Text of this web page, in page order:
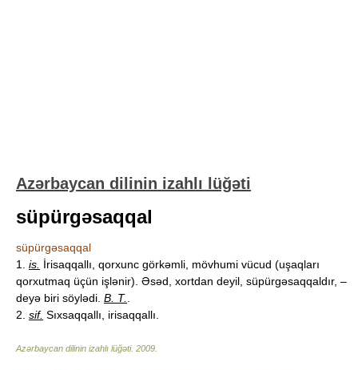
Azərbaycan dilinin izahlı lüğəti
süpürgəsaqqal
süpürgəsaqqal
1. is. İrisaqqallı, qorxunc görkəmli, mövhumi vücud (uşaqları
qorxutmaq üçün işlənir). Əsəd, xortdan deyil, süpürgəsaqqaldır, –
deyə biri söylədi. B. T.
2. sif. Sıxsaqqallı, irisaqqallı.
Azərbaycan dilinin izahlı lüğəti. 2009